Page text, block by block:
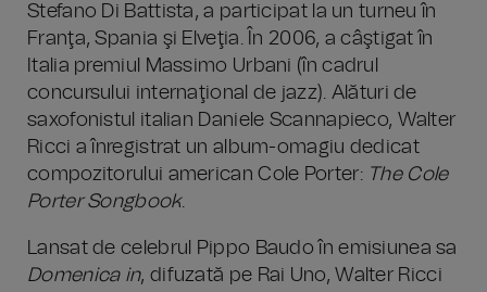
Stefano Di Battista, a participat la un turneu în
Franţa, Spania şi Elveţia. În 2006, a câştigat în
Italia premiul Massimo Urbani (în cadrul
concursului internaţional de jazz). Alături de
saxofonistul italian Daniele Scannapieco, Walter
Ricci a înregistrat un album-omagiu dedicat
compozitorului american Cole Porter: The Cole
Porter Songbook.
Lansat de celebrul Pippo Baudo în emisiunea sa
Domenica in, difuzată pe Rai Uno, Walter Ricci